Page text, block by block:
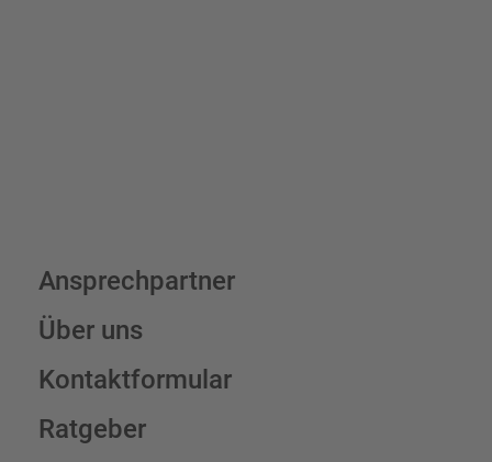
Ansprechpartner
Über uns
Kontaktformular
Ratgeber